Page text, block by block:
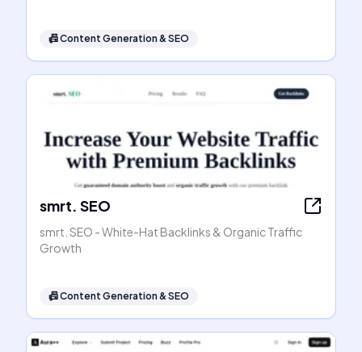
📠Content Generation & SEO
smrt. SEO
smrt. SEO - White-Hat Backlinks & Organic Traffic
Growth
📠Content Generation & SEO